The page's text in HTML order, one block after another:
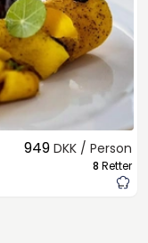
949 DKK / Person
8 Retter